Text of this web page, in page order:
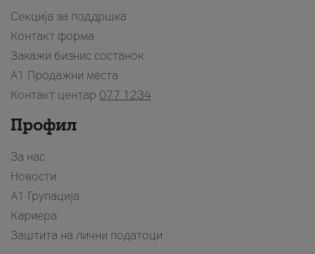
Секција за поддршка
Контакт форма
Закажи бизнис состанок
A1 Продажни места
Контакт центар 077 1234
Профил
За нас
Новости
А1 Групација
Кариера
Заштита на лични податоци